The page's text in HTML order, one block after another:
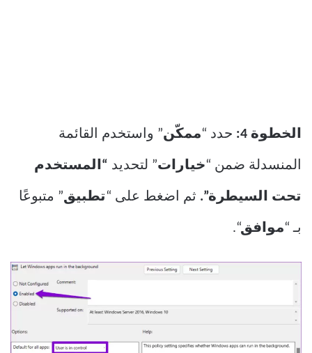
الخطوة 4: حدد “ممكّن” واستخدم القائمة
المنسدلة ضمن “خيارات” لتحديد “المستخدم
تحت السيطرة”. ثم اضغط على “ تطبيق” متبوعًا
بـ “موافق“.